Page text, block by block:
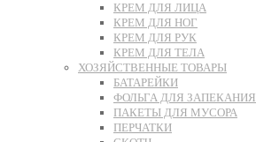
КРЕМ ДЛЯ ЛИЦА
КРЕМ ДЛЯ НОГ
КРЕМ ДЛЯ РУК
КРЕМ ДЛЯ ТЕЛА
ХОЗЯЙСТВЕННЫЕ ТОВАРЫ
БАТАРЕЙКИ
ФОЛЬГА ДЛЯ ЗАПЕКАНИЯ
ПАКЕТЫ ДЛЯ МУСОРА
ПЕРЧАТКИ